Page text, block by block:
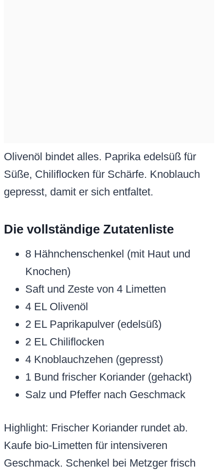
Olivenöl bindet alles. Paprika edelsüß für
Süße, Chiliflocken für Schärfe. Knoblauch
gepresst, damit er sich entfaltet.
Die vollständige Zutatenliste
8 Hähnchenschenkel (mit Haut und
Knochen)
Saft und Zeste von 4 Limetten
4 EL Olivenöl
2 EL Paprikapulver (edelsüß)
2 EL Chiliflocken
4 Knoblauchzehen (gepresst)
1 Bund frischer Koriander (gehackt)
Salz und Pfeffer nach Geschmack
Highlight: Frischer Koriander rundet ab.
Kaufe bio-Limetten für intensiveren
Geschmack. Schenkel bei Metzger frisch